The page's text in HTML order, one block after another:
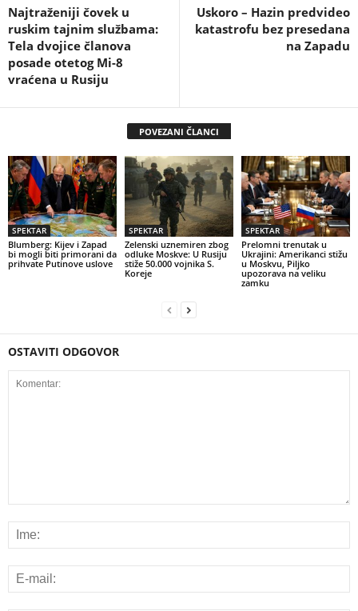
Najtraženiji čovek u
ruskim tajnim službama:
Tela dvojice članova
posade otetog Mi-8
vraćena u Rusiju
Uskoro – Hazin predvideo
katastrofu bez presedana
na Zapadu
POVEZANI ČLANCI
SPEKTAR
Blumberg: Kijev i Zapad
bi mogli biti primorani da
prihvate Putinove uslove
SPEKTAR
Zelenski uznemiren zbog
odluke Moskve: U Rusiju
stiže 50.000 vojnika S.
Koreje
SPEKTAR
Prelomni trenutak u
Ukrajini: Amerikanci stižu
u Moskvu, Piljko
upozorava na veliku
zamku
OSTAVITI ODGOVOR